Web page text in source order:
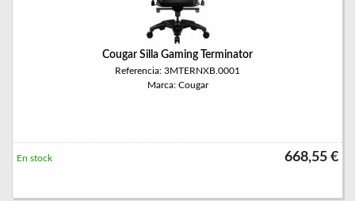
Cougar Silla Gaming Terminator
Referencia: 3MTERNXB.0001
Marca: Cougar
668,55 €
En stock